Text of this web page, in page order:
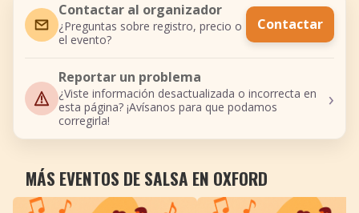
Contactar al organizador
¿Preguntas sobre registro, precio o
el evento?
Contactar
Reportar un problema
¿Viste información desactualizada o incorrecta en
esta página? ¡Avísanos para que podamos
corregirla!
›
MÁS EVENTOS DE SALSA EN OXFORD